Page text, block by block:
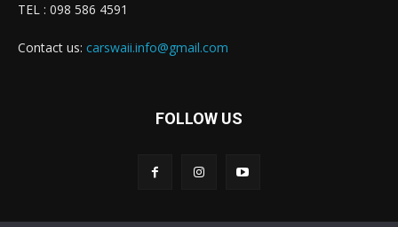
TEL : 098 586 4591
Contact us: carswaii.info@gmail.com
FOLLOW US